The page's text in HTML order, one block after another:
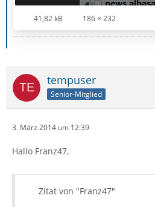
41,82 kB 186 × 232
tempuser
Senior-Mitglied
3. März 2014 um 12:39
Hallo Franz47,
Zitat von "Franz47"